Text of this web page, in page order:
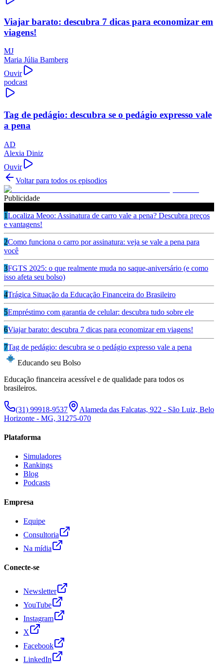
Viajar barato: descubra 7 dicas para economizar em
viagens!
MJ
Maria Júlia Bamberg
Ouvir
podcast
Tag de pedágio: descubra se o pedágio expresso vale
a pena
AD
Alexia Diniz
Ouvir
Voltar para todos os episodios
Publicidade
1Localiza Meoo: Assinatura de carro vale a pena? Descubra preços
e vantagens!
2Como funciona o carro por assinatura: veja se vale a pena para
você
3FGTS 2025: o que realmente muda no saque-aniversário (e como
isso afeta seu bolso)
4Trágica Situação da Educação Financeira do Brasileiro
5Empréstimo com garantia de celular: descubra tudo sobre ele
6Viajar barato: descubra 7 dicas para economizar em viagens!
7Tag de pedágio: descubra se o pedágio expresso vale a pena
Educando seu Bolso
Educação financeira acessível e de qualidade para todos os
brasileiros.
(31) 99918-9537
Alameda das Falcatas, 922 - São Luiz, Belo
Horizonte - MG, 31275-070
Plataforma
Simuladores
Rankings
Blog
Podcasts
Empresa
Equipe
Consultoria
Na mídia
Conecte-se
Newsletter
YouTube
Instagram
X
Facebook
LinkedIn